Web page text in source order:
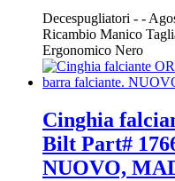
Decespugliatori - -
Ricambio Manico
Ergonomico Nero
Cinghia
Bilt Part#
NUOVO,